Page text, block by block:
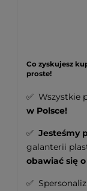
Co zyskujesz
proste!
✅ Wszystkie
w Polsce!
✅ Jesteśmy
galanterii
obawiać się
✅